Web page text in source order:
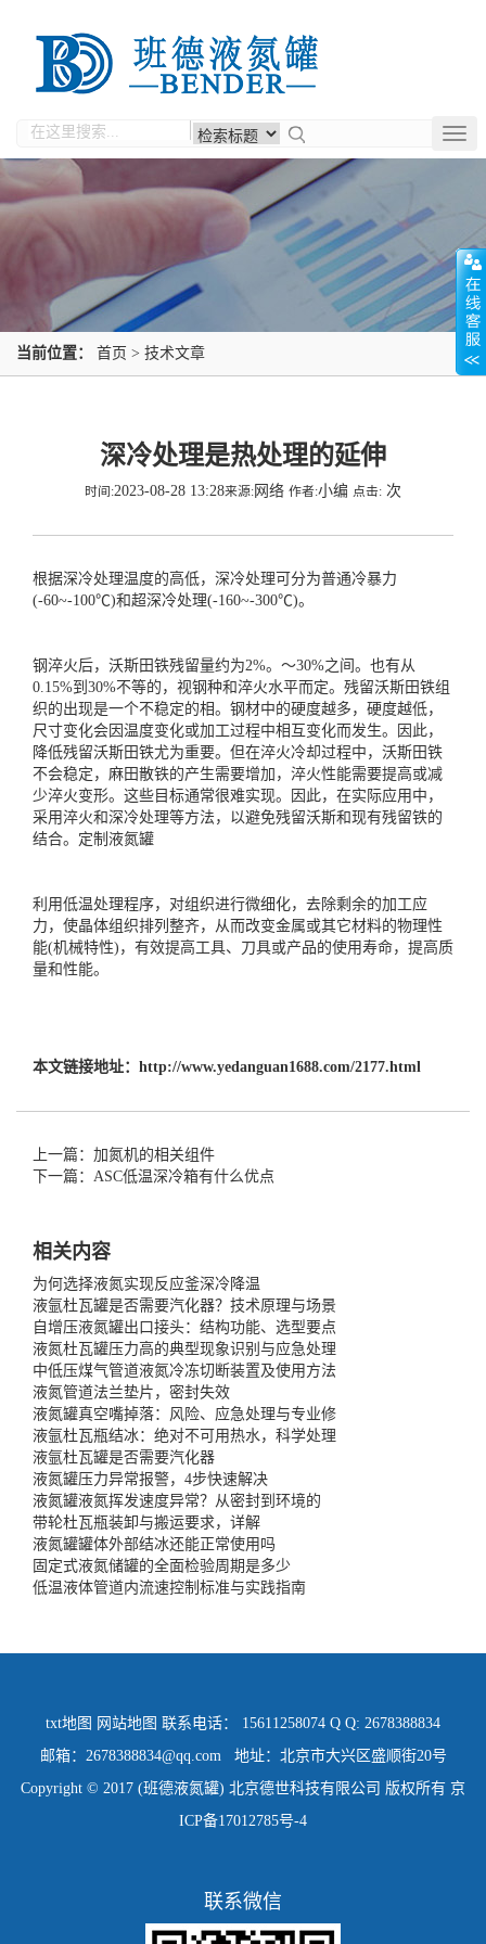
当前位置： 首页 > 技术文章
深冷处理是热处理的延伸
时间:2023-08-28 13:28来源:网络 作者:小编 点击: 次
根据深冷处理温度的高低，深冷处理可分为普通冷暴力
(-60~-100℃)和超深冷处理(-160~-300℃)。
钢淬火后，沃斯田铁残留量约为2%。～30%之间。也有从
0.15%到30%不等的，视钢种和淬火水平而定。残留沃斯田铁组
织的出现是一个不稳定的相。钢材中的硬度越多，硬度越低，
尺寸变化会因温度变化或加工过程中相互变化而发生。因此，
降低残留沃斯田铁尤为重要。但在淬火冷却过程中，沃斯田铁
不会稳定，麻田散铁的产生需要增加，淬火性能需要提高或减
少淬火变形。这些目标通常很难实现。因此，在实际应用中，
采用淬火和深冷处理等方法，以避免残留沃斯和现有残留铁的
结合。 定制液氮罐
利用低温处理程序，对组织进行微细化，去除剩余的加工应
力，使晶体组织排列整齐，从而改变金属或其它材料的物理性
能(机械特性)，有效提高工具、刀具或产品的使用寿命，提高质
量和性能。
本文链接地址： http://www.yedanguan1688.com/2177.html
上一篇：加氮机的相关组件
下一篇：ASC低温深冷箱有什么优点
相关内容
为何选择液氮实现反应釜深冷降温
液氩杜瓦罐是否需要汽化器？技术原理与场景
自增压液氮罐出口接头：结构功能、选型要点
液氮杜瓦罐压力高的典型现象识别与应急处理
中低压煤气管道液氮冷冻切断装置及使用方法
液氮管道法兰垫片，密封失效
液氮罐真空嘴掉落：风险、应急处理与专业修
液氩杜瓦瓶结冰：绝对不可用热水，科学处理
液氩杜瓦罐是否需要汽化器
液氮罐压力异常报警，4步快速解决
液氮罐液氮挥发速度异常？从密封到环境的
带轮杜瓦瓶装卸与搬运要求，详解
液氮罐罐体外部结冰还能正常使用吗
固定式液氮储罐的全面检验周期是多少
低温液体管道内流速控制标准与实践指南
txt地图 网站地图 联系电话： 15611258074 Q Q: 2678388834
邮箱：2678388834@qq.com 地址：北京市大兴区盛顺街20号
Copyright © 2017 (班德液氮罐) 北京德世科技有限公司 版权所有 京
ICP备17012785号-4
联系微信